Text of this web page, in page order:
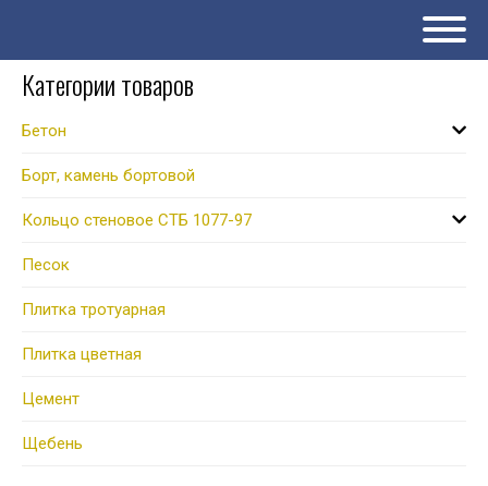
Категории товаров
Бетон
Борт, камень бортовой
Кольцо стеновое СТБ 1077-97
Песок
Плитка тротуарная
Плитка цветная
Цемент
Щебень